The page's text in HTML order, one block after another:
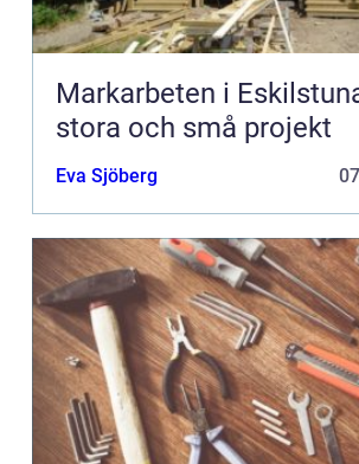
Markarbeten i
stora och små projekt
Eva Sjöberg